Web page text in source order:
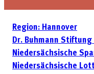
Region: Hannover
Dr. Buhmann
Niedersächsische
Niedersächsische